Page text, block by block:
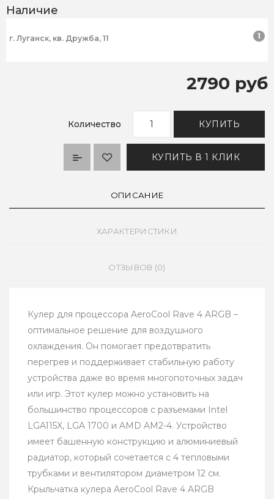
Наличие
г. Луганск, кв. Дружба, 11 1
2790 руб
Количество КУПИТЬ
КУПИТЬ В 1 КЛИК
ОПИСАНИЕ
ХАРАКТЕРИСТИКИ
ОТЗЫВОВ (0)
Кулер для процессора AeroCool Rave 4 ARGB –
оптимальное решение для воздушного
охлаждения. Он помогает предотвратить
перегрев и поддерживает стабильную работу
устройства даже во время многопоточных задач
или игр. Этот кулер можно установить на
большинство процессоров с разъемами Intel
LGA115X, LGA 1700 и AMD AM2-4. Устройство
имеет башенную конструкцию и алюминиевый
радиатор, который сочетается с 4 тепловыми
трубками и вентилятором диаметром 12 см.
Крыльчатка кулера AeroCool Rave 4 ARGB